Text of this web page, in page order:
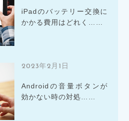
iPadのバッテリー交換に
かかる費用はどれく……
2023年2月1日
Androidの音量ボタンが
効かない時の対処……